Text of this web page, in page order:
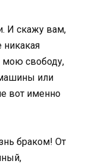
И скажу вам,
никакая
мою свободу,
или
вот именно
браком! От